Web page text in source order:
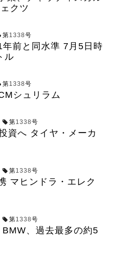
クツ
第1338号
前と同水準 7月5日時
ル
第1338号
シュリラム
第1338号
資へ タイヤ・メーカ
第1338号
マヒンドラ・エレク
第1338号
、過去最多の約5